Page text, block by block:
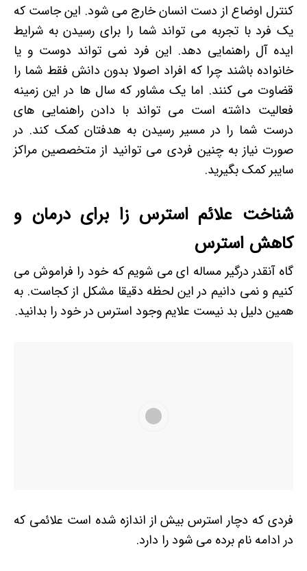
کنترل اوضاع از دست انسان خارج می شود. این جاست که
یک فرد با تجربه می تواند شما را برای رسیدن به شرایط
ایده آل راهنمایی دهد. این فرد نمی تواند دوست و یا
خانواده باشند چرا که افراد اصولا بدون دانش فقط شما را
قضاوت می کنند. اما یک مشاور که سال ها در این زمینه
فعالیت داشته است می تواند با دادن راهنمایی های
درست شما را در مسیر رسیدن به هدفتان کمک کند. در
صورت نیاز به چنین فردی می توانید از متخصصین مراکز
سایبر کمک بگیرید.
شناخت علائم استرس زا برای درمان و
کاهش استرس
گاه آنقدر درگیر مساله ای می شویم که خود را فراموش می
کنیم و نمی دانیم در این لحظه دقیقا مشکل از کجاست. به
همین دلیل بد نیست علایم وجود استرس در خود را بدانید.
فردی که دچار استرس بیش از اندازه شده است علائمی که
در ادامه نام برده می شود را دارد.